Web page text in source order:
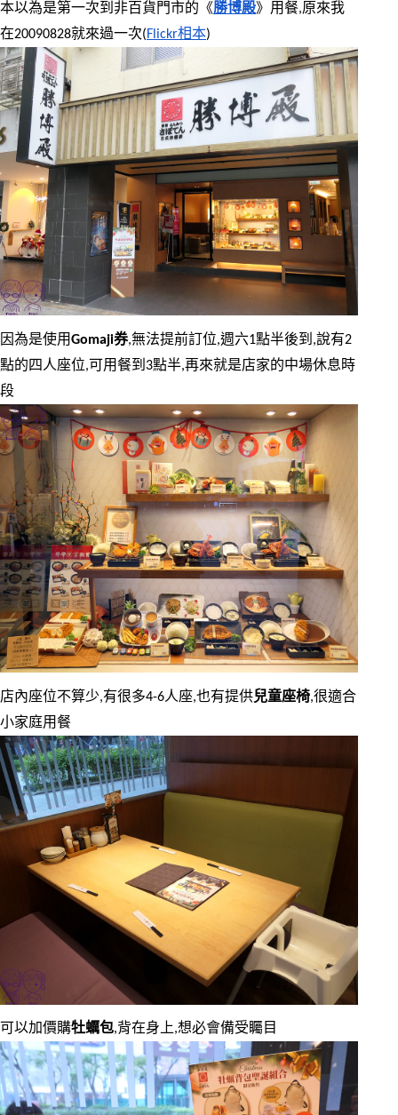
本以為是第一次到非百貨門市的《勝博殿》用餐,原來我
在20090828就來過一次(Flickr相本)
因為是使用Gomaji券,無法提前訂位,週六1點半後到,說有2
點的四人座位,可用餐到3點半,再來就是店家的中場休息時
段
店內座位不算少,有很多4-6人座,也有提供兒童座椅,很適合
小家庭用餐
可以加價購牡蠣包,背在身上,想必會備受矚目